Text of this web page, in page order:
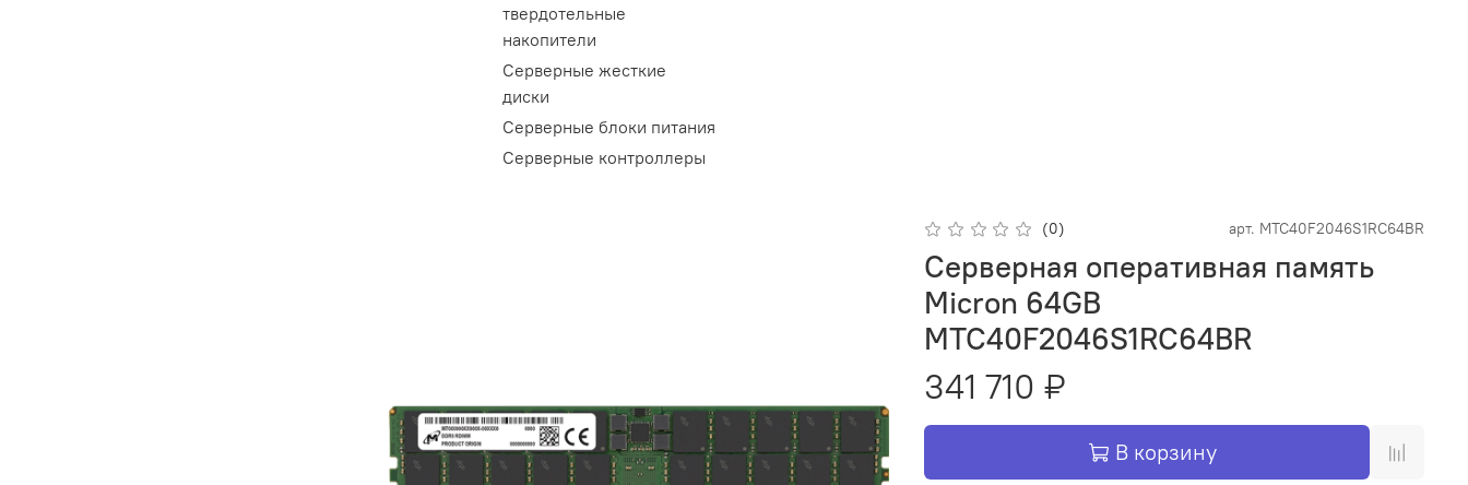
твердотельные
накопители
Серверные жесткие
диски
Серверные блоки питания
Серверные контроллеры
(0) арт. MTC40F2046S1RC64BR
Серверная оперативная память
Micron 64GB
MTC40F2046S1RC64BR
341 710 ₽
В корзину